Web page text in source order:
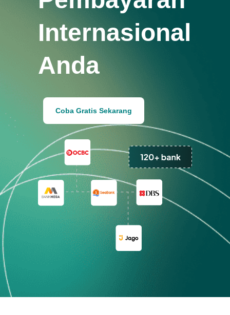
Internasional
Anda
Coba Gratis Sekarang